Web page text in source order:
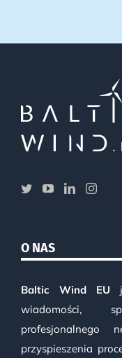
O NAS
Baltic Wind EU
wiadomości,
profesjonalnego
przyspieszenia